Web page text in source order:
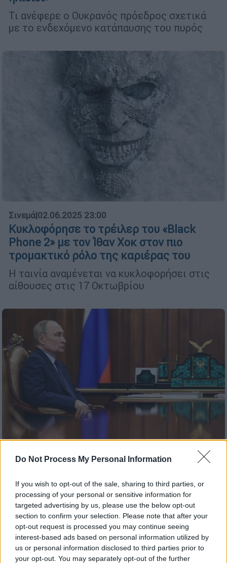
Do Not Process My Personal Information
If you wish to opt-out of the sale, sharing to third parties, or
processing of your personal or sensitive information for
targeted advertising by us, please use the below opt-out
section to confirm your selection. Please note that after your
opt-out request is processed you may continue seeing
interest-based ads based on personal information utilized by
us or personal information disclosed to third parties prior to
your opt-out. You may separately opt-out of the further
Τι ανέφερε ο Ουκρανός πρόεδρος σχετικά
με το ενδεχόμενο κατάπαυσης του πυρός
Σινεμά|02.06.2025 23:00
Κυκλοφόρησε το τρέιλερ του «Black
Phone 2» με τον Ίθαν Χοκ στον πιο
τρομακτικό ρόλο της καριέρας του
Η ταινία αναμένεται να κυκλοφορήσει στις
αίθουσες στις 17 Οκτωβρίου
Ο στόχος του Πούτιν στο ουκρανικό
όπως αποτυπώθηκε στην
Κωνσταντινούπολη: Τα σχέδια για
αντίποινα σε βάρος του Κιέβου - Οι
απειλές και οι εκκαθαρίσεις που θα
γίνουν